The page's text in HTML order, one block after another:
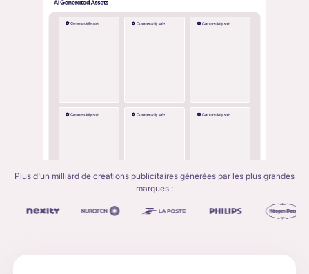
Plus d'un milliard de créations publicitaires générées par les plus grandes
marques :